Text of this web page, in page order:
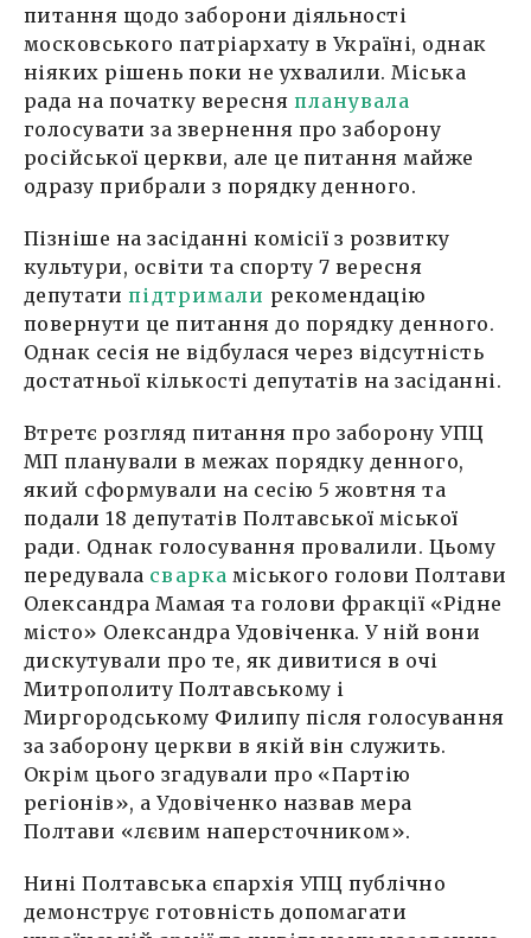
питання щодо заборони діяльності
московського патріархату в Україні, однак
ніяких рішень поки не ухвалили. Міська
рада на початку вересня планувала
голосувати за звернення про заборону
російської церкви, але це питання майже
одразу прибрали з порядку денного.
Пізніше на засіданні комісії з розвитку
культури, освіти та спорту 7 вересня
депутатипідтримали рекомендацію
повернути це питання до порядку денного.
Однак сесія не відбулася через відсутність
достатньої кількості депутатів на засіданні.
Втретє розгляд питання про заборону УПЦ
МП планували в межах порядку денного,
який сформували на сесію 5 жовтня та
подали 18 депутатів Полтавської міської
ради. Однак голосування провалили. Цьому
передувала сварка міського голови Полтави
Олександра Мамая та голови фракції «Рідне
місто» Олександра Удовіченка. У ній вони
дискутували про те, як дивитися в очі
Митрополиту Полтавському і
Миргородському Филипу після голосування
за заборону церкви в якій він служить.
Окрім цього згадували про «Партію
регіонів», а Удовіченко назвав мера
Полтави «лєвим наперсточником».
Нині Полтавська єпархія УПЦ публічно
демонструє готовність допомагати